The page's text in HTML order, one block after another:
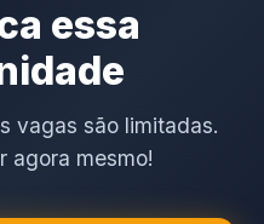
essa
vagas são limitadas.
agora mesmo!